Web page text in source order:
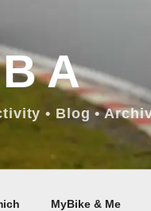
• Blog •
MyBike & Me